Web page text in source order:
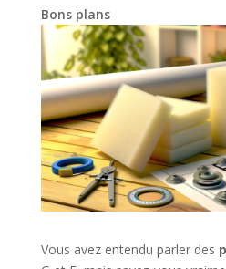
Bons plans
Vous avez entendu parler des